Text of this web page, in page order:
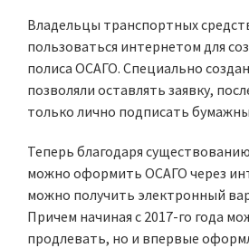
Владельцы транспортных
пользоваться интернетом для
полиса ОСАГО. Специально
позволяли оставлять заявку,
только лично подписать
Теперь благодаря
можно оформить ОСАГО через
можно получить электронный
Причем начиная с 2017-го года
продлевать, но и впервые